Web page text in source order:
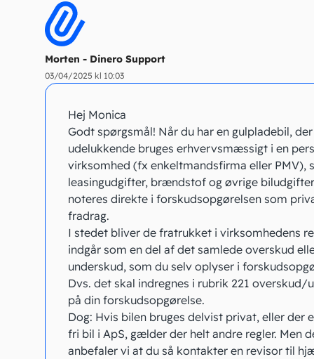
Morten - Dinero Support
03/04/2025 kl 10:03
Hej Monica
Godt spørgsmål! Når du har en gulpladebil, der
udelukkende bruges erhvervsmæssigt i en
virksomhed (fx enkeltmandsfirma eller PMV),
leasingudgifter, brændstof og øvrige
noteres direkte i forskudsopgørelsen som
fradrag.
I stedet bliver de fratrukket i virksomhedens
indgår som en del af det samlede overskud
underskud, som du selv oplyser i
Dvs. det skal indregnes i rubrik 221 overskud/
på din forskudsopgørelse.
Dog: Hvis bilen bruges delvist privat, eller der
fri bil i ApS, gælder der helt andre regler. Men
anbefaler vi at du så kontakter en revisor til